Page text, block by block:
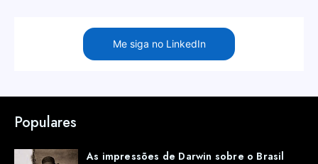
Me siga no LinkedIn
Populares
As impressões de Darwin sobre o Brasil